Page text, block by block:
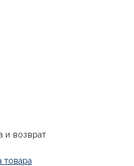
и возврат
товара